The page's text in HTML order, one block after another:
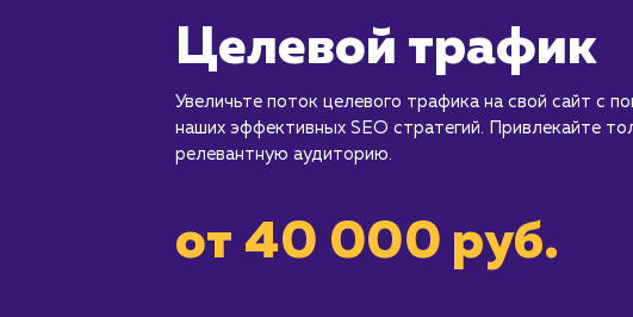
Целевой трафик
Увеличьте поток целевого трафика на свой сайт с
наших эффективных SEO стратегий. Привлекайте
релевантную аудиторию.
от 40 000 руб.